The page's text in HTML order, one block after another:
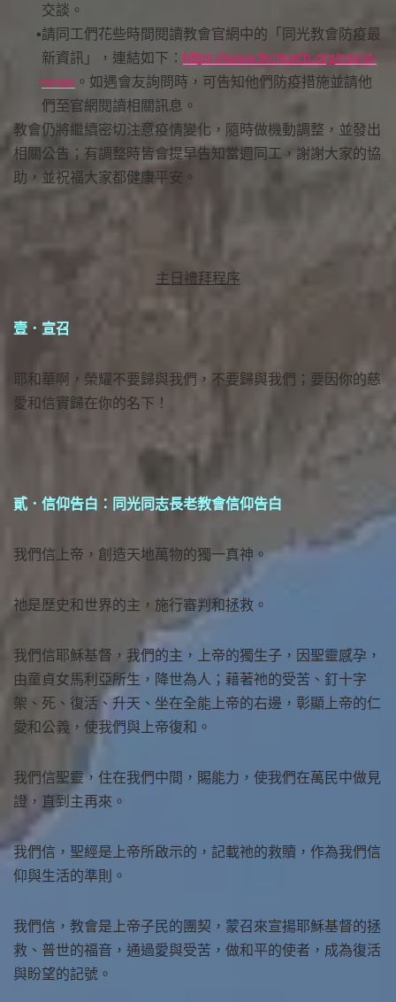
交談。
請同工們花些時間閱讀教會官網中的「同光教會防疫最
新資訊」，連結如下： https://www.tkchurch.org/covid-
news 。如遇會友詢問時，可告知他們防疫措施並請他
們至官網閱讀相關訊息。
教會仍將繼續密切注意疫情變化，隨時做機動調整，並發出
相關公告；有調整時皆會提早告知當週同工，謝謝大家的協
助，並祝福大家都健康平安。
主日禮拜程序
壹．宣召
耶和華啊，榮耀不要歸與我們，不要歸與我們；要因你的慈
愛和信實歸在你的名下！
貳．信仰告白：同光同志長老教會信仰告白
我們信上帝，創造天地萬物的獨一真神。
祂是歷史和世界的主，施行審判和拯救。
我們信耶穌基督，我們的主，上帝的獨生子，因聖靈感孕，
由童貞女馬利亞所生，降世為人；藉著祂的受苦、釘十字
架、死、復活、升天、坐在全能上帝的右邊，彰顯上帝的仁
愛和公義，使我們與上帝復和。
我們信聖靈，住在我們中間，賜能力，使我們在萬民中做見
證，直到主再來。
我們信，聖經是上帝所啟示的，記載祂的救贖，作為我們信
仰與生活的準則。
我們信，教會是上帝子民的團契，蒙召來宣揚耶穌基督的拯
救、普世的福音，通過愛與受苦，做和平的使者，成為復活
與盼望的記號。